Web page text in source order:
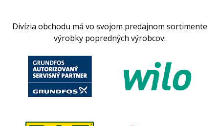
Divízia obchodu má vo svojom predajnom sortimente
výrobky popredných výrobcov: